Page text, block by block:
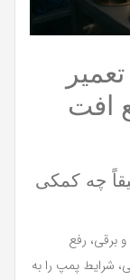
افت
چه کمکی
برقی، رفع
شرایط پمپ را به